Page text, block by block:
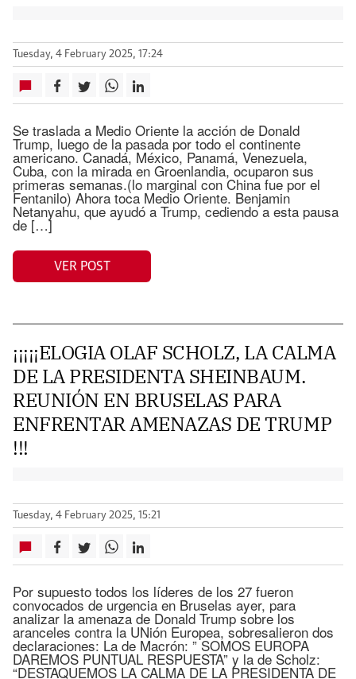
Tuesday, 4 February 2025, 17:24
Se traslada a Medio Oriente la acción de Donald
Trump, luego de la pasada por todo el continente
americano. Canadá, México, Panamá, Venezuela,
Cuba, con la mirada en Groenlandia, ocuparon sus
primeras semanas.(lo marginal con China fue por el
Fentanilo) Ahora toca Medio Oriente. Benjamin
Netanyahu, que ayudó a Trump, cediendo a esta pausa
de […]
VER POST
¡¡¡¡¡ELOGIA OLAF SCHOLZ, LA CALMA
DE LA PRESIDENTA SHEINBAUM.
REUNIÓN EN BRUSELAS PARA
ENFRENTAR AMENAZAS DE TRUMP
!!!
Tuesday, 4 February 2025, 15:21
Por supuesto todos los líderes de los 27 fueron
convocados de urgencia en Bruselas ayer, para
analizar la amenaza de Donald Trump sobre los
aranceles contra la UNión Europea, sobresalieron dos
declaraciones: La de Macrón: ” SOMOS EUROPA
DAREMOS PUNTUAL RESPUESTA” y la de Scholz:
“DESTAQUEMOS LA CALMA DE LA PRESIDENTA DE